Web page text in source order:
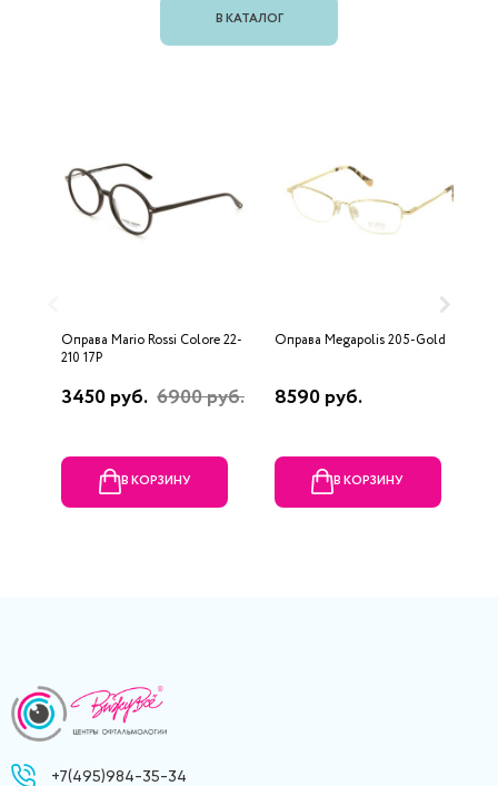
В КАТАЛОГ
Оправа Mario Rossi Colore 22-
210 17P
3450 руб. 6900 руб.
В КОРЗИНУ
Оправа Megapolis 205-Gold
8590 руб.
В КОРЗИНУ
+7(495)984-35-34